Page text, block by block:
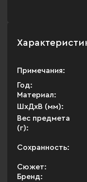
Примечания:
Год:
Материал:
ШхДхВ (мм):
Вес предмета
(г):
Сохранность:
Сюжет:
Бренд: